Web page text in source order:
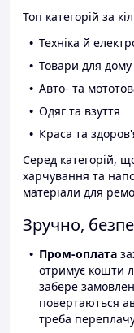
Топ категорій за
Техніка й
Товари для дому
Авто- та
Одяг та взуття
Краса та
Серед категорій,
харчування та
матеріали для
Зручно,
Пром-оплата
отримує кошти
забере
повертаються
треба